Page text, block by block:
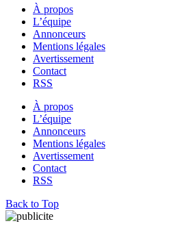
À propos
L’équipe
Annonceurs
Mentions légales
Avertissement
Contact
RSS
À propos
L’équipe
Annonceurs
Mentions légales
Avertissement
Contact
RSS
Back to Top